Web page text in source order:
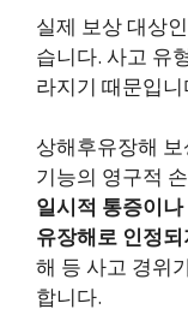
실제 보상 대상
습니다. 사고 유
라지기 때문입니
상해후유장해
기능의 영구적
일시적 통증이
유장해로 인정
해 등 사고 경위
합니다.